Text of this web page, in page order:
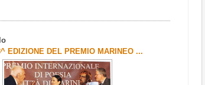
EDIZIONE DEL PREMIO MARINEO ...